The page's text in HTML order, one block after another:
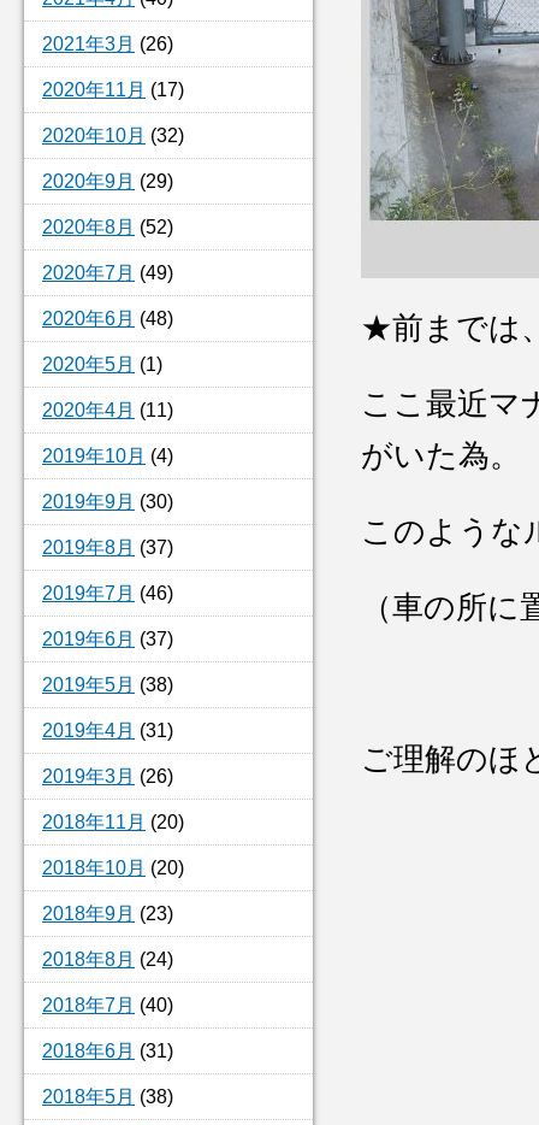
2021年3月 (26)
2020年11月 (17)
2020年10月 (32)
2020年9月 (29)
2020年8月 (52)
2020年7月 (49)
2020年6月 (48)
2020年5月 (1)
2020年4月 (11)
2019年10月 (4)
2019年9月 (30)
2019年8月 (37)
2019年7月 (46)
2019年6月 (37)
2019年5月 (38)
2019年4月 (31)
2019年3月 (26)
2018年11月 (20)
2018年10月 (20)
2018年9月 (23)
2018年8月 (24)
2018年7月 (40)
2018年6月 (31)
2018年5月 (38)
★前までは
ここ最近マ
がいた為。
このような
（車の所
ご理解のほ